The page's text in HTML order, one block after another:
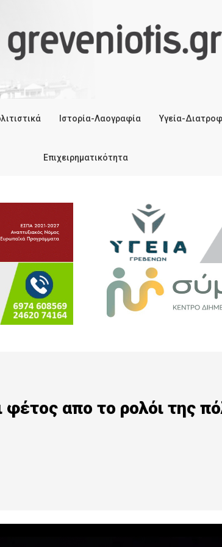
Ιστορία-Λαογραφία Υγεία-
Επιχειρηματικότητα
απο το ρολόι της